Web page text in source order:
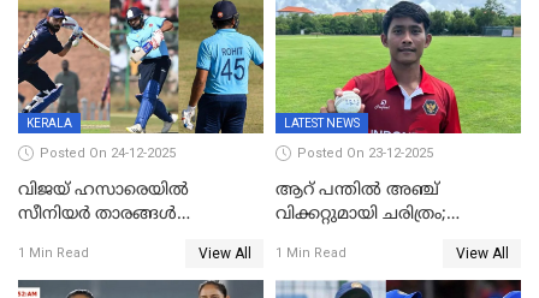
KERALA
Posted On 24-12-2025
വിജയ് ഹസാരെയിൽ
സീനിയർ താരങ്ങൾ
സച്ചിന്‍റെ റെക്കോഡ് മറികടന്ന്
കോഹ്‌ലി, രോഹിത്
1 Min Read View All
LATEST NEWS
Posted On 23-12-2025
ആറ് പന്തിൽ അഞ്ച്
വിക്കറ്റുമായി ചരിത്രം;
റെക്കോഡുമായി
ഇന്തോനേഷ്യൻ താരം
1 Min Read View All